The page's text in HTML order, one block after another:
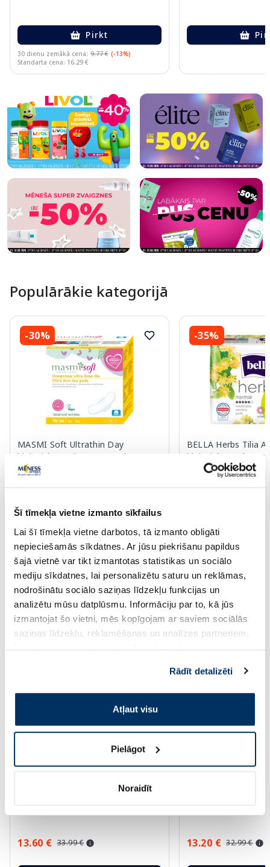
Šī tīmekļa vietne izmanto sīkfailus
Lai šī tīmekļa vietne darbotos, tā izmanto obligāti
nepieciešamās sīkdatnes. Ar jūsu piekrišanu papildus
šajā vietnē var tikt izmantotas statistikas un sociālo
mediju sīkdatnes, lai personalizētu saturu un reklāmas,
nodrošinātu sociālo saziņas līdzekļu funkcijas un
analizētu mūsu datplūsmu. Informāciju par to, kā jūs
izmantojat šo vietni, mēs kopīgojam ar saviem sociālās
saziņas līdzekļu, reklamēšanas un analīzes partneriem,
pakalpojumus. Ja piekrītat šo papildu sīkdatņu
izmantošanai, lūdzu, atzīmējiet savu izvēli:
Rādīt detalizēti
Atļaut visu
Pielāgot
Noraidīt
Pirkt
30 dienu zemākā cena: 9.77 € (-13%)
Standarta cena: 16.29 €
Populārākie kategorijā
-30%
MASMI Soft Ultrathin Day
higiēniskās paketes, 10 gab.
Pirkt
Standarta cena: 3.99 €
-35%
BELLA Herbs Tilia
higiēniskās
Standarta cena: 1.99 €
Page 1 of 10
Saules aizsardzībai vasarā ☀️
EUCERIN Kids Dry Touch SPF 50+
13.60 € 33.99 € 13.20 € 32.99 €